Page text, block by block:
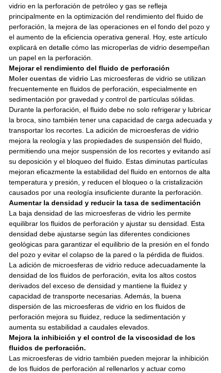
vidrio en la perforación de petróleo y gas se refleja
principalmente en la optimización del rendimiento del fluido de
perforación, la mejora de las operaciones en el fondo del pozo y
el aumento de la eficiencia operativa general. Hoy, este artículo
explicará en detalle cómo las microperlas de vidrio desempeñan
un papel en la perforación.
Mejorar el rendimiento del fluido de perforación
Moler cuentas de vidrio Las microesferas de vidrio se utilizan
frecuentemente en fluidos de perforación, especialmente en
sedimentación por gravedad y control de partículas sólidas.
Durante la perforación, el fluido debe no solo refrigerar y lubricar
la broca, sino también tener una capacidad de carga adecuada y
transportar los recortes. La adición de microesferas de vidrio
mejora la reología y las propiedades de suspensión del fluido,
permitiendo una mejor suspensión de los recortes y evitando así
su deposición y el bloqueo del fluido. Estas diminutas partículas
mejoran eficazmente la estabilidad del fluido en entornos de alta
temperatura y presión, y reducen el bloqueo o la cristalización
causados por una reología insuficiente durante la perforación.
Aumentar la densidad y reducir la tasa de sedimentación
La baja densidad de las microesferas de vidrio les permite
equilibrar los fluidos de perforación y ajustar su densidad. Esta
densidad debe ajustarse según las diferentes condiciones
geológicas para garantizar el equilibrio de la presión en el fondo
del pozo y evitar el colapso de la pared o la pérdida de fluidos.
La adición de microesferas de vidrio reduce adecuadamente la
densidad de los fluidos de perforación, evita los altos costos
derivados del exceso de densidad y mantiene la fluidez y
capacidad de transporte necesarias. Además, la buena
dispersión de las microesferas de vidrio en los fluidos de
perforación mejora su fluidez, reduce la sedimentación y
aumenta su estabilidad a caudales elevados.
Mejora la inhibición y el control de la viscosidad de los
fluidos de perforación.
Las microesferas de vidrio también pueden mejorar la inhibición
de los fluidos de perforación al rellenarlos y actuar como